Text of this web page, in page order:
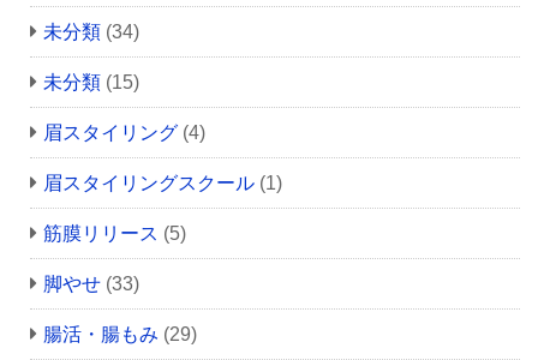
未分類 (34)
未分類 (15)
眉スタイリング (4)
眉スタイリングスクール (1)
筋膜リリース (5)
脚やせ (33)
腸活・腸もみ (29)